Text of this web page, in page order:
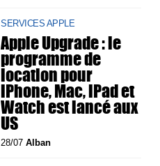
SERVICES APPLE
Apple Upgrade : le
programme de
location pour
iPhone, Mac, iPad et
Watch est lancé aux
US
28/07Alban